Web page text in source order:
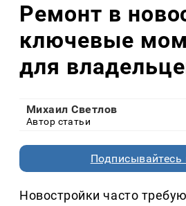
Ремонт в
ключевые
для
Михаил Светлов
Автор статьи
Подписывайтесь
Новостройки часто